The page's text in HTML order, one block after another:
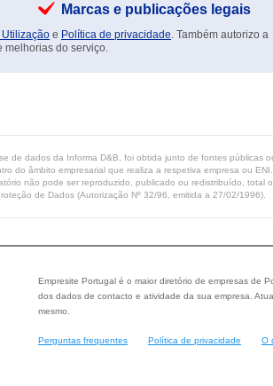
Marcas e publicações legais
e Política de privacidade. Também autorizo a
melhorias do serviço.
de dados da Informa D&B, foi obtida junto de fontes públicas
do âmbito empresarial que realiza a respetiva empresa ou
não pode ser reproduzido, publicado ou redistribuído, total
de Dados (Autorização Nº 32/96, emitida a 27/02/1996).
Empresite Portugal é o maior diretório de empresas de
dos dados de contacto e atividade da sua empresa.
mesmo.
Perguntas frequentes Política de privacidade O